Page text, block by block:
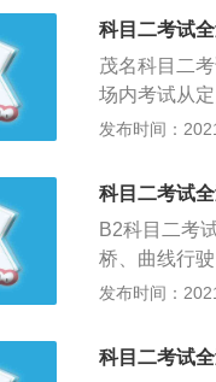
新规前就是
单，难度降
二要考7个项
与起步、侧
科目二考试
茂名科目二
场内考试从
门、连续障
五项必考，
发布时间：
科目二考试
B2科目二考
桥、曲线行
头；2、以及
协调配合，
早了则会往
发布时间：
科目二考试